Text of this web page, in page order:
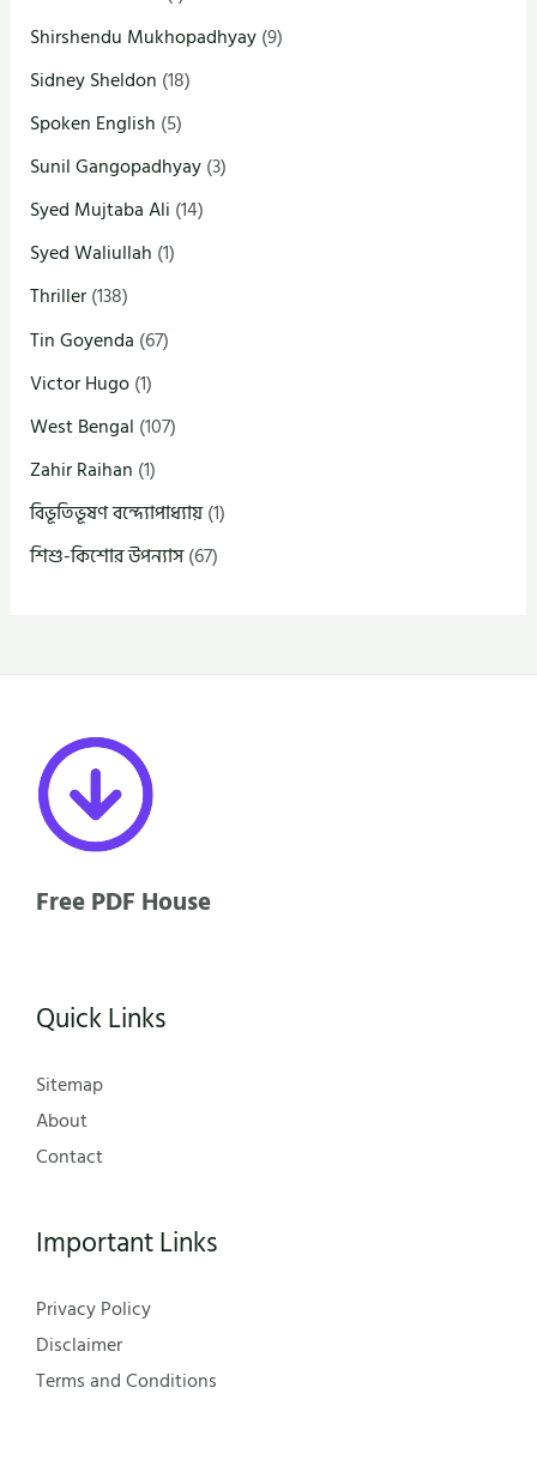
Shirshendu Mukhopadhyay(9)
Sidney Sheldon (18)
Spoken English (5)
Sunil Gangopadhyay(3)
Syed Mujtaba Ali (14)
Syed Waliullah (1)
Thriller(138)
Tin Goyenda (67)
Victor Hugo(1)
West Bengal (107)
Zahir Raihan (1)
বিভূতিভূষণ বন্দ্যোপাধ্যায়(1)
শিশু-কিশোর উপন্যাস(67)
Free PDF House
Quick Links
Sitemap
About
Contact
Important Links
Privacy Policy
Disclaimer
Terms and Conditions